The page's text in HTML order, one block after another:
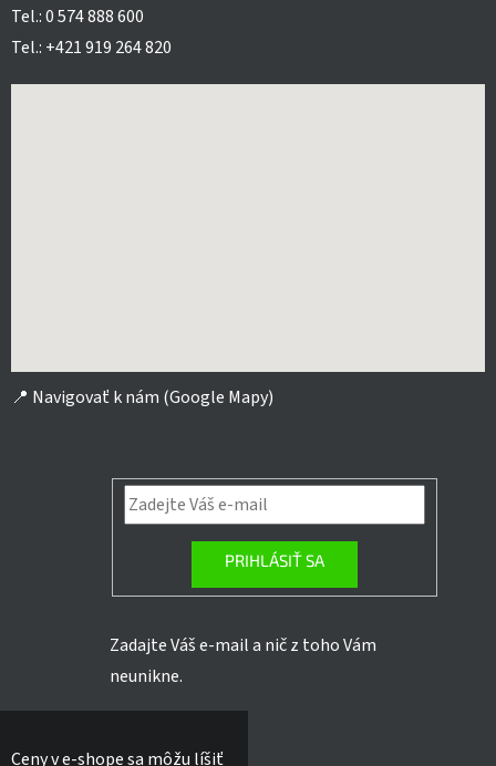
Tel.: 0 574 888 600
Tel.: +421 919 264 820
📍 Navigovať k nám (Google Mapy)
PRIHLÁSIŤ SA
Zadajte Váš e-mail a nič z toho Vám
neunikne.
Ceny v e-shope sa môžu líšiť